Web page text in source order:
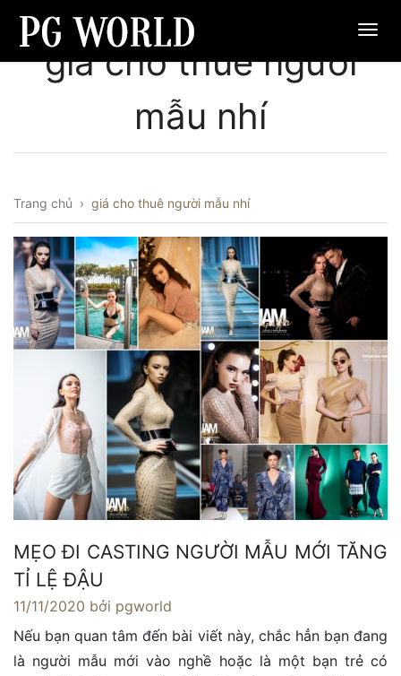
giá cho thuê người
mẫu nhí
Trang chủ › giá cho thuê người mẫu nhí
MẸO ĐI CASTING NGƯỜI MẪU MỚI TĂNG
TỈ LỆ ĐẬU
11/11/2020 bởi pgworld
Nếu bạn quan tâm đến bài viết này, chắc hẳn bạn đang
là người mẫu mới vào nghề hoặc là một bạn trẻ có